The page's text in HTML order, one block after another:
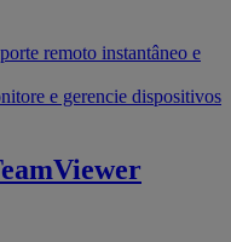
remoto instantâneo e
e gerencie dispositivos